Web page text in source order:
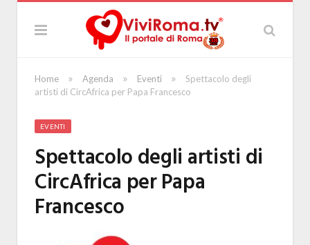
Home » Agenda » Eventi »
Spettacolo degli
artisti di CircAfrica per Papa Francesco
EVENTI
Spettacolo degli artisti di
CircAfrica per Papa
Francesco